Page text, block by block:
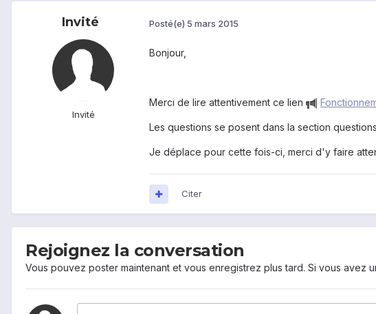
Invité
Invité
Posté(e) 5 mars 2015
Bonjour,
Merci de lire attentivement ce lien
Les questions se posent dans la section
Je déplace pour cette fois-ci, merci d'y faire
Citer
Rejoignez la conversation
Vous pouvez poster maintenant et vous enregistrez plus tard. Si vous avez